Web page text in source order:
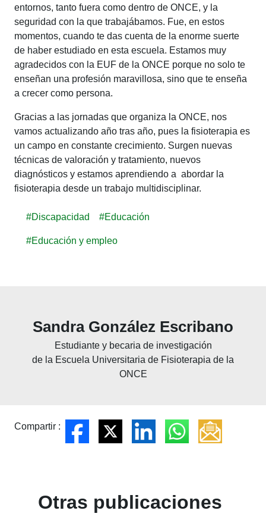
entornos, tanto fuera como dentro de ONCE, y la
seguridad con la que trabajábamos. Fue, en estos
momentos, cuando te das cuenta de la enorme suerte
de haber estudiado en esta escuela. Estamos muy
agradecidos con la EUF de la ONCE porque no solo te
enseñan una profesión maravillosa, sino que te enseña
a crecer como persona.
Gracias a las jornadas que organiza la ONCE, nos
vamos actualizando año tras año, pues la fisioterapia es
un campo en constante crecimiento. Surgen nuevas
técnicas de valoración y tratamiento, nuevos
diagnósticos y estamos aprendiendo a abordar la
fisioterapia desde un trabajo multidisciplinar.
#Discapacidad #Educación
#Educación y empleo
Sandra González Escribano
Estudiante y becaria de investigación
de la Escuela Universitaria de Fisioterapia de la
ONCE
Compartir :
Otras publicaciones